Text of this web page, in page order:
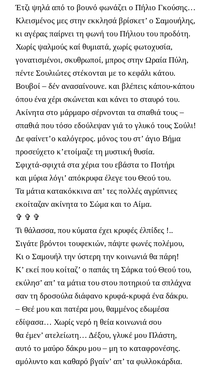
Έτζι ψηλά από το βουνό φωνάζει ο Πήλιο Γκούσης…
Κλεισμένος μες στην εκκλησά βρίσκετ’ ο Σαμουήλης,
κι αγέρας παίρνει τη φωνή του Πήλιου του προδότη.
Χωρίς ψαλμούς καί θυμιατά, χωρίς φωτοχυσία,
γονατισμένοι, σκυθρωποί, μπρος στην Ωραία Πύλη,
πέντε Σουλιώτες στέκονται με το κεφάλι κάτου.
Βουβοί – δέν ανασαίνουνε. και βλέπεις κάπου-κάπου
όπου ένα χέρι σκώνεται και κάνει το σταυρό του.
Ακίνητα στο μάρμαρο σέρνονται τα σπαθιά τους –
σπαθιά που τόσο εδούλεψαν γιά το γλυκό τους Σούλι!
Δε φαίνετ’ο καλόγερος. μόνος του στ’ άγιο Βήμα
προσεύχετο κ’ετοίμαζε τη μυστική θυσία.
Σφιχτά-σφιχτά στα χέρια του εβάστα το Ποτήρι
και μύρια λόγι’ απόκρυφα έλεγε του Θεού του.
Τα μάτια κατακόκκινα απ’ τες πολλές αγρύπνιες
εκοίταζαν ακίνητα το Σώμα και το Αίμα.
✞ ✞ ✞
Τι θάλασσα, που κύματα έχει κρυφές έλπίδες !..
Σιγάτε βρόντοι τουφεκιών, πάψτε φωνές πολέμου,
Κι ο Σαμουήλ την ύστερη την κοινωνιά θα πάρη!
Κ’ εκεί που κοίταζ’ ο παπάς τη Σάρκα τού Θεού του,
εκύλησ’ απ’ τα μάτια του στου ποτηριού τα σπλάχνα
σαν τη δροσούλα διάφανο κρυφά-κρυφά ένα δάκρυ.
– Θεέ μου και πατέρα μου, θαμμένος εδωμέσα
εδίψασα… Χωρίς νερό η θεία κοινωνιά σου
θα έμεν’ ατελείωτη… Δέξου, γλυκέ μου Πλάστη,
αυτό το μαύρο δάκρυ μου – μη το καταφρονέσης.
αμόλυντο και καθαρό βγαίν’ απ’ τα φυλλοκάρδια.